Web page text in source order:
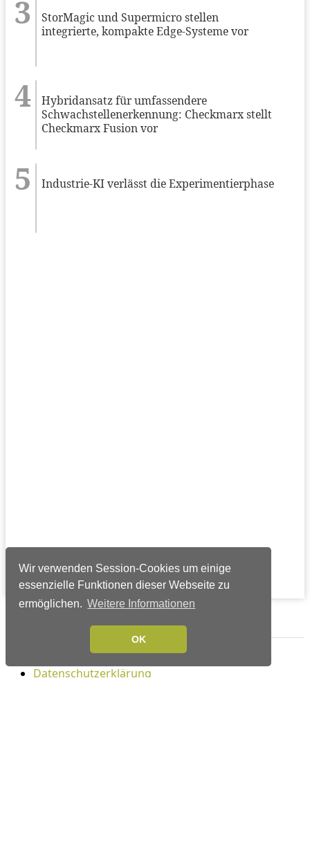
Wir verwenden Session-Cookies um einige
essenzielle Funktionen dieser Webseite zu
ermöglichen. Weitere Informationen
OK
StorMagic und Supermicro stellen
integrierte, kompakte Edge-Systeme vor
Hybridansatz für umfassendere
Schwachstellenerkennung: Checkmarx stellt
Checkmarx Fusion vor
Industrie-KI verlässt die Experimentierphase
Impressum
Datenschutzerklärung